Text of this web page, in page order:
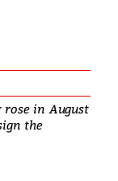
in August
the